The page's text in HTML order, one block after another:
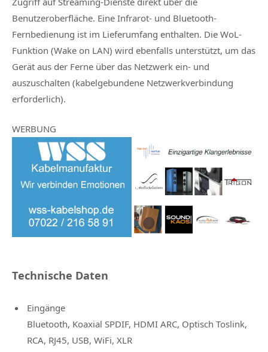
Benutzeroberfläche. Eine Infrarot- und Bluetooth-
Fernbedienung ist im Lieferumfang enthalten. Die WoL-
Funktion (Wake on LAN) wird ebenfalls unterstützt, um das
Gerät aus der Ferne über das Netzwerk ein- und
auszuschalten (kabelgebundene Netzwerkverbindung
erforderlich).
WERBUNG
Technische Daten
Eingänge
Bluetooth, Koaxial SPDIF, HDMI ARC, Optisch Toslink,
RCA, RJ45, USB, WiFi, XLR